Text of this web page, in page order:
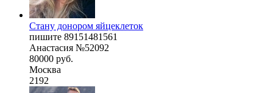
Стану донором яйцеклеток
пишите 89151481561
Анастасия №52092
80000 руб.
Москва
2192